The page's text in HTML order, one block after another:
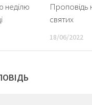
неділю
Проповідь
святих
18/06/2022